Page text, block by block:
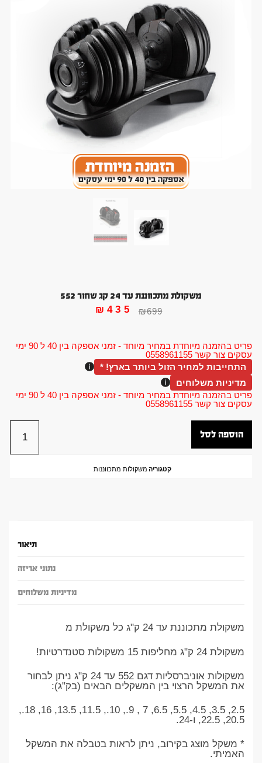
פריט בהזמנה מיוחדת במחיר מיוחד - זמני אספקה בין 40 ל 90 ימי
עסקים צור קשר 0558961155
משקולת מתכווננת עד 24 קג שחור 552
₪699
₪ 435
התחייבות למחיר הזול ביותר בארץ! *
מדיניות משלוחים
פריט בהזמנה מיוחדת במחיר מיוחד - זמני אספקה בין 40 ל 90 ימי
עסקים צור קשר 0558961155
הוספה לסל
קטגוריה משקולות מתכווננות
תיאור
נתוני אריזה
מדיניות משלוחים
משקולת מתכוננת עד 24 ק"ג כל משקולת מ
משקולת 24 ק"ג מחליפות 15 משקולות סטנדרטיות!
משקולות אוניברסליות דגם 552 עד 24 ק"ג ניתן לבחור
את המשקל הרצוי בין המשקלים הבאים (בק"ג):
2.5, 3.5, 4.5, 5.5, 6.5, 7 , 9., 10., 11.5, 13.5, 16, 18.,
20.5, 22.5, ו-24.
* משקל מוצג בקירוב, ניתן לראות בטבלה את המשקל
האמיתי.